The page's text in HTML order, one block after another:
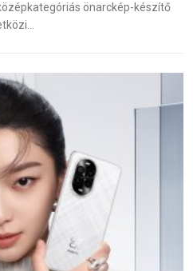
önarckép-készítő